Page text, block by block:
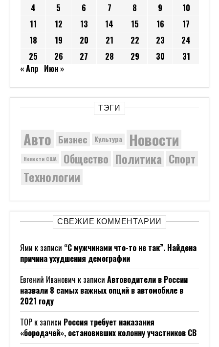
4
5 6 7 8 9
10
11
12 13 14 15 16
17
18
19 20 21 22 23
24
25
26 27 28 29 30
31
« Апр Июн »
ТЭГИ
Авто Бизнес Культура Новости
Новости США Общество Политика Спорт
Технологии
СВЕЖИЕ КОММЕНТАРИИ
Ями к записи “С мужчинами что-то не так”. Найдена
причина ухудшения демографии
Евгений Иванович к записи Автоводители в России
назвали 8 самых важных опций в автомобиле в
2021 году
ТОР к записи Россия требует наказания
«бородачей», остановивших колонну участников СВ